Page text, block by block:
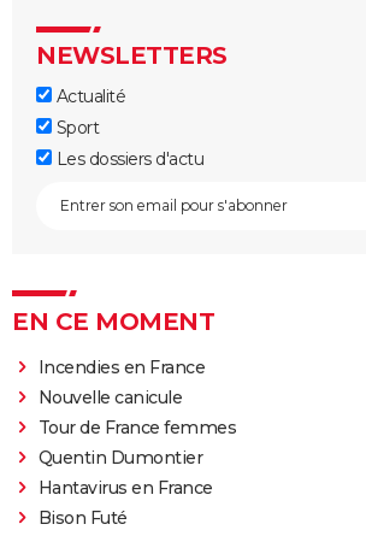
NEWSLETTERS
Actualité
Sport
Les dossiers d'actu
EN CE MOMENT
Incendies en France
Nouvelle canicule
Tour de France femmes
Quentin Dumontier
Hantavirus en France
Bison Futé